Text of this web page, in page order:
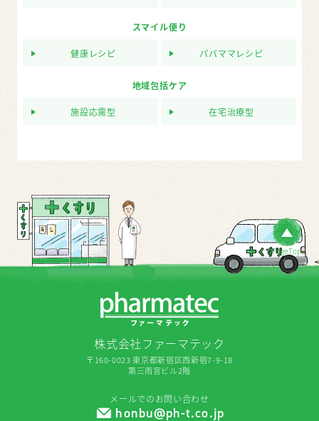
スマイル便り
健康レシピ パパママレシピ
地域包括ケア
施設応需型 在宅治療型
PageTop
株式会社ファーマテック
〒160-0023 東京都新宿区西新宿7-9-18
第三雨宮ビル2階
メールでのお問い合わせ
honbu@ph-t.co.jp